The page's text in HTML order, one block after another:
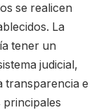
se realicen
La
tener un
judicial,
transparencia e
principales